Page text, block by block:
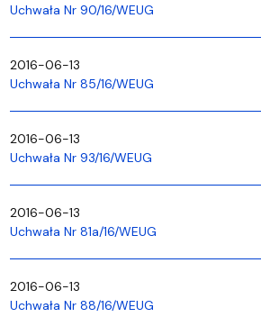
Uchwała Nr 90/16/WEUG
2016-06-13
Uchwała Nr 85/16/WEUG
2016-06-13
Uchwała Nr 93/16/WEUG
2016-06-13
Uchwała Nr 81a/16/WEUG
2016-06-13
Uchwała Nr 88/16/WEUG